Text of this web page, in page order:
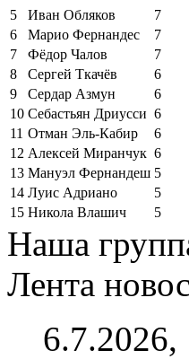
5
Иван Обляков
7
6
Марио Фернандес
7
7
Фёдор Чалов
7
8
Сергей Ткачёв
6
9
Сердар Азмун
6
10 Себастьян Дриусси 6
11 Отман Эль-Кабир
6
12 Алексей Миранчук 6
13 Мануэл Фернандеш 5
14 Луис Адриано
5
15 Никола Влашич 5
Наша
Лента
6.7.2026,